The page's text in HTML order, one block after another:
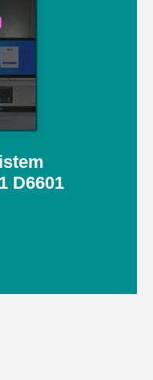
D6601